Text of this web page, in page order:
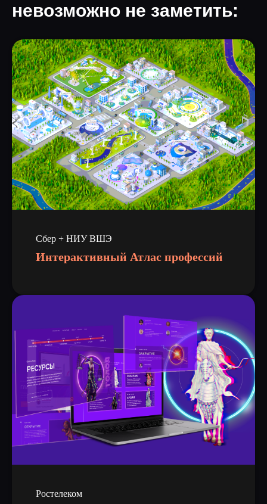
невозможно не заметить:
Сбер + НИУ ВШЭ
Интерактивный Атлас профессий
Ростелеком